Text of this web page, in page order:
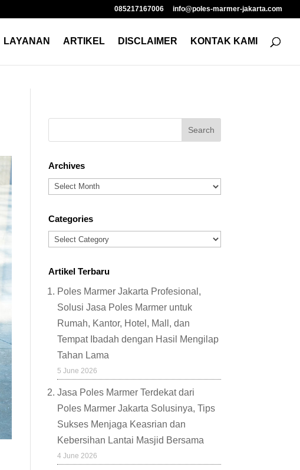
085217167006 info@poles-marmer-jakarta.com
LAYANAN ARTIKEL DISCLAIMER KONTAK KAMI
Archives
Archives
Categories
Categories
Artikel Terbaru
Poles Marmer Jakarta Profesional,
Solusi Jasa Poles Marmer untuk
Rumah, Kantor, Hotel, Mall, dan
Tempat Ibadah dengan Hasil Mengilap
Tahan Lama
5 June 2026
Jasa Poles Marmer Terdekat dari
Poles Marmer Jakarta Solusinya, Tips
Sukses Menjaga Keasrian dan
Kebersihan Lantai Masjid Bersama
4 June 2026